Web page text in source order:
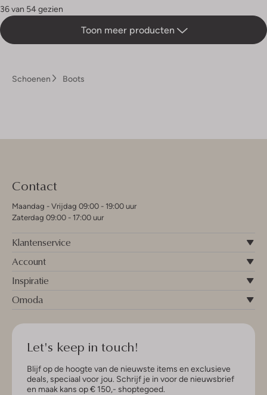
36 van 54 gezien
Toon meer producten
Schoenen Boots
Contact
Maandag - Vrijdag 09:00 - 19:00 uur
Zaterdag 09:00 - 17:00 uur
Klantenservice
Account
Inspiratie
Omoda
Let's keep in touch!
Blijf op de hoogte van de nieuwste items en exclusieve
deals, speciaal voor jou. Schrijf je in voor de nieuwsbrief
en maak kans op € 150,- shoptegoed.